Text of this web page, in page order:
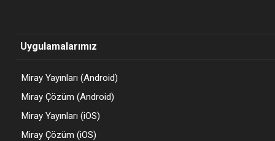
Uygulamalarımız
Miray Yayınları (Android)
Miray Çözüm (Android)
Miray Yayınları (iOS)
Miray Çözüm (iOS)